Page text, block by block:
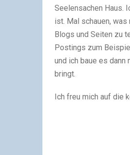
Seelensachen Haus.
ist. Mal schauen, was
Blogs und Seiten zu
Postings zum
und ich baue es
bringt.
Ich freu mich auf die